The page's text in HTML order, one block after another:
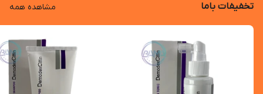
تخفیفات باما مشاهده همه